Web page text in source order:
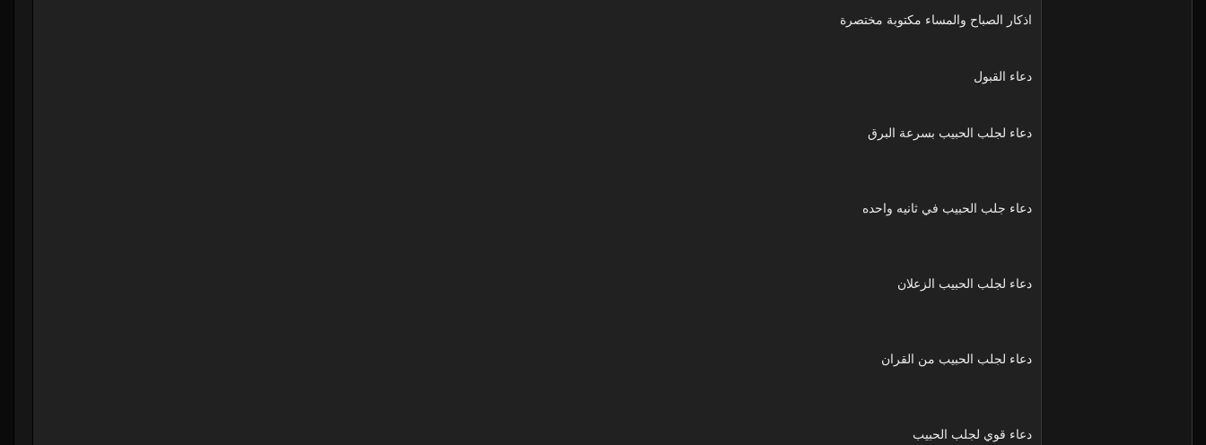
اذكار الصباح والمساء مكتوبة مختصرة
دعاء القبول
دعاء لجلب الحبيب بسرعة البرق
دعاء جلب الحبيب في ثانيه واحده
دعاء لجلب الحبيب الزعلان
دعاء لجلب الحبيب من القران
دعاء قوي لجلب الحبيب